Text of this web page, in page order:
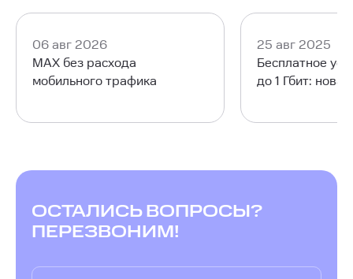
06 авг 2026
MAX без расхода
мобильного трафика
25 авг 2025
Бесплатное
до 1 Гбит:
ОСТАЛИСЬ ВОПРОСЫ?
ПЕРЕЗВОНИМ!